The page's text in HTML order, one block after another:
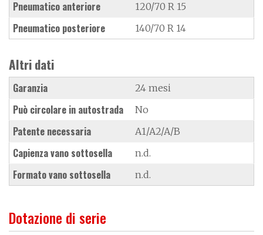
Pneumatico anteriore 120/70 R 15
Pneumatico posteriore 140/70 R 14
Altri dati
Garanzia 24 mesi
Può circolare in autostrada No
Patente necessaria A1/A2/A/B
Capienza vano sottosella n.d.
Formato vano sottosella n.d.
Dotazione di serie